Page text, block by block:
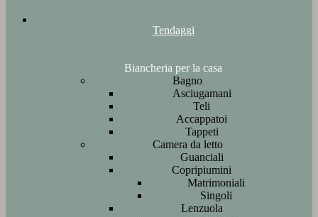
Tendaggi
Biancheria per la casa
Bagno
Asciugamani
Teli
Accappatoi
Tappeti
Camera da letto
Guanciali
Copripiumini
Matrimoniali
Singoli
Lenzuola